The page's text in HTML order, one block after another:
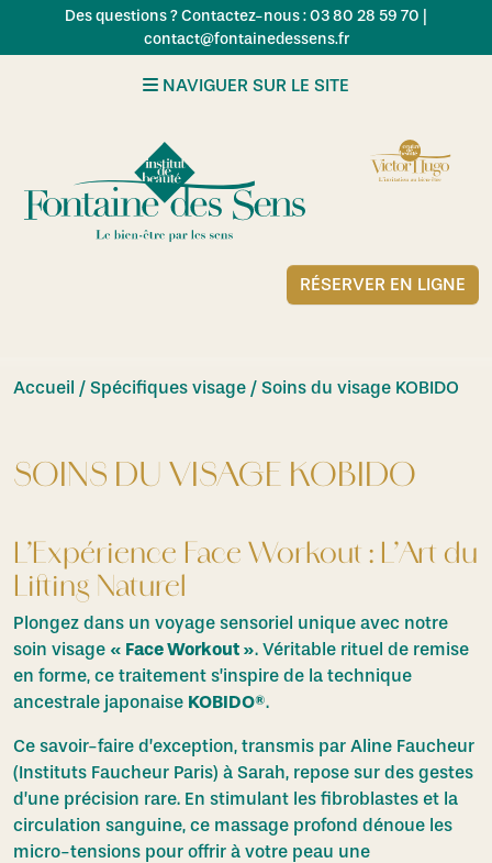
Skip to main content
Des questions ? Contactez-nous : 03 80 28 59 70 |
contact@fontainedessens.fr
NAVIGUER SUR LE SITE
RÉSERVER EN LIGNE
Accueil / Spécifiques visage / Soins du visage KOBIDO
SOINS DU VISAGE KOBIDO
L’Expérience Face Workout : L’Art du
Lifting Naturel
Plongez dans un voyage sensoriel unique avec notre
soin visage « Face Workout ». Véritable rituel de remise
en forme, ce traitement s’inspire de la technique
ancestrale japonaise KOBIDO®.
Ce savoir-faire d’exception, transmis par Aline Faucheur
(Instituts Faucheur Paris) à Sarah, repose sur des gestes
d’une précision rare. En stimulant les fibroblastes et la
circulation sanguine, ce massage profond dénoue les
micro-tensions pour offrir à votre peau une